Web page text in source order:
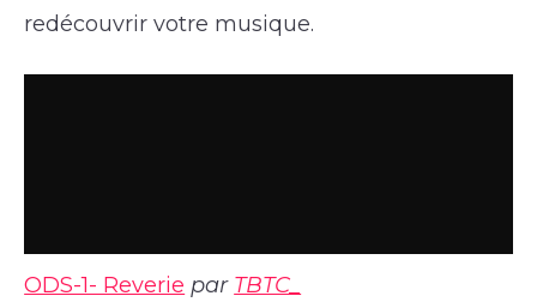
redécouvrir votre musique.
ODS-1- Reverie par TBTC_